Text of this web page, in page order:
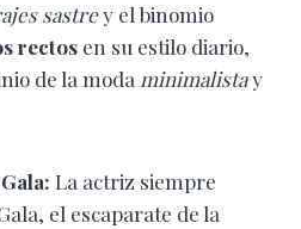
sastrey el binomio
rectos en su estilo diario,
de la moda minimalistay
La actriz siempre
el escaparate de la